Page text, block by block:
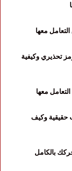
معها
الطبلون تويوتا: الدليل الكامل لشرح 40 رمز تحذيري وكيفية
على الطبلون؟ إليك 6 أسباب حقيقية وكيف
بالكامل